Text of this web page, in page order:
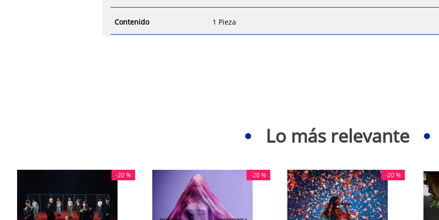
Contenido 1 Pieza
Lo más relevante
-20 % -20 % -20 %